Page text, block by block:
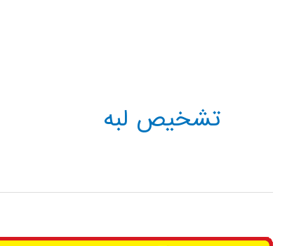
تشخیص لبه